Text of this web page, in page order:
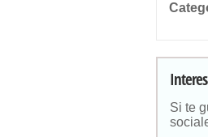
Si te